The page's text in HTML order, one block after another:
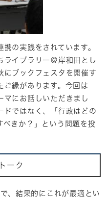
の実践をされています。
ライブラリー＠岸和田とし
にブックフェスタを開催す
ご縁があります。今回は
マにお話しいただきまし
ドではなく、「行政はどの
べきか？」という問題を投
ーク
、結果的にこれが最適とい